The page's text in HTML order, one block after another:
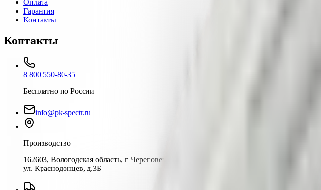
Оплата
Гарантия
Контакты
Контакты
8 800 550-80-35
Бесплатно по России
info@pk-spectr.ru
Производство
162603, Вологодская область, г. Череповец
ул. Краснодонцев, д.3Б